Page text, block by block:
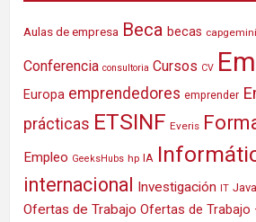
Aulas de empresa Beca becas capgemini
Conferencia consultoria Cursos CV
Europa emprendedores emprender
prácticas ETSINF Everis
Empleo GeeksHubs hp IA
internacional Investigación IT Java
Ofertas de Trabajo Ofertas de Trabajo